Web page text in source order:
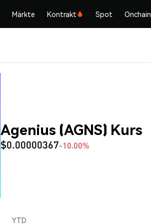
Märkte Kontrakt Spot Onchain
Agenius (AGNS) Kurs
$0.00000367-10.00%
YTD